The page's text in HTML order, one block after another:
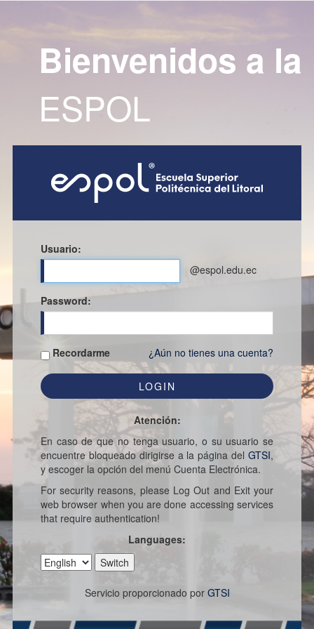
Bienvenidos a la
ESPOL
Usuario:
@espol.edu.ec
Password:
Recordarme ¿Aún no tienes una cuenta?
Atención:
En caso de que no tenga usuario, o su usuario se
encuentre bloqueado dirigirse a la página delGTSI,
y escoger la opción del menú Cuenta Electrónica.
For security reasons, please Log Out and Exit your
web browser when you are done accessing services
that require authentication!
Languages:
Servicio proporcionado por GTSI